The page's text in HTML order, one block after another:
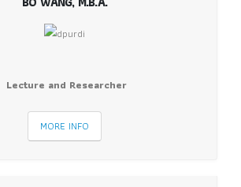
Lecture and Researcher
MORE INFO